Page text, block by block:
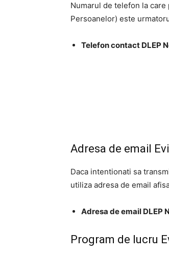
Numarul de telefon la
Persoanelor) este
Telefon contact DLEP
Adresa de email
Daca intentionati sa
utiliza adresa de email
Adresa de email DLEP
Program de lucru